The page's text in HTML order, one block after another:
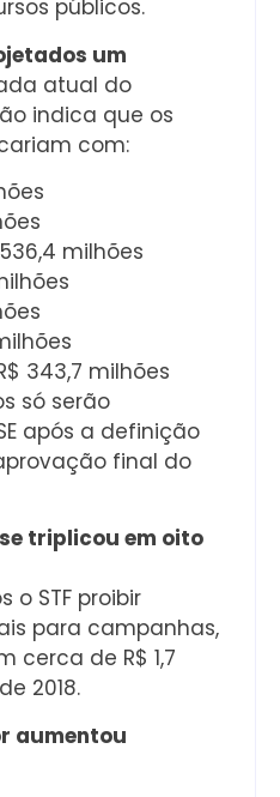
públicos.
um
atual do
indica que os
com:
milhões
343,7 milhões
só serão
após a definição
final do
triplicou em oito
o STF proibir
para campanhas,
cerca de R$ 1,7
2018.
aumentou